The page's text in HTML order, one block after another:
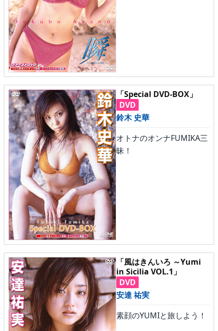
「Special DVD-BOX」
DVD
鈴木 史華
オトナのオンナFUMIKA三
昧！
「風はきんいろ ～Yumi
in Sicilia VOL.1」
DVD
安達 祐実
素顔のYUMIと旅しよう！